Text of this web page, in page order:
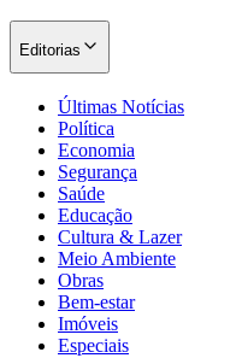
Editorias
Últimas Notícias
Política
Economia
Segurança
Saúde
Educação
Cultura & Lazer
Meio Ambiente
Obras
Bem-estar
Imóveis
Especiais